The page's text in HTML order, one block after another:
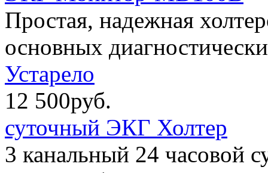
Простая, надежная
основных
Устарело
12 500руб.
суточный ЭКГ Холтер
3 канальный 24 часовой